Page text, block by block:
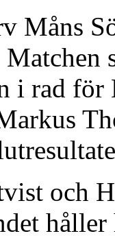
Måns
i rad för
och